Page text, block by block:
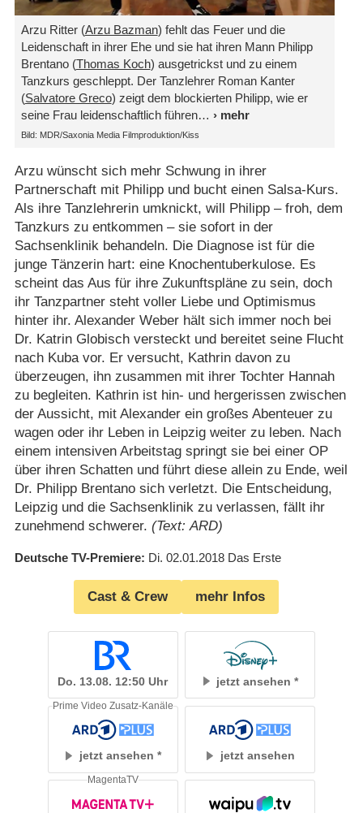
Arzu Ritter (Arzu Bazman) fehlt das Feuer und die
Leidenschaft in ihrer Ehe und sie hat ihren Mann Philipp
Brentano (Thomas Koch) ausgetrickst und zu einem
Tanzkurs geschleppt. Der Tanzlehrer Roman Kanter
(Salvatore Greco) zeigt dem blockierten Philipp, wie er
seine Frau leidenschaftlich führen
Bild: MDR/Saxonia Media Filmproduktion/Kiss
Arzu wünscht sich mehr Schwung in ihrer
Partnerschaft mit Philipp und bucht einen Salsa-Kurs.
Als ihre Tanzlehrerin umknickt, will Philipp – froh, dem
Tanzkurs zu entkommen – sie sofort in der
Sachsenklinik behandeln. Die Diagnose ist für die
junge Tänzerin hart: eine Knochentuberkulose. Es
scheint das Aus für ihre Zukunftspläne zu sein, doch
ihr Tanzpartner steht voller Liebe und Optimismus
hinter ihr. Alexander Weber hält sich immer noch bei
Dr. Katrin Globisch versteckt und bereitet seine Flucht
nach Kuba vor. Er versucht, Kathrin davon zu
überzeugen, ihn zusammen mit ihrer Tochter Hannah
zu begleiten. Kathrin ist hin- und hergerissen zwischen
der Aussicht, mit Alexander ein großes Abenteuer zu
wagen oder ihr Leben in Leipzig weiter zu leben. Nach
einem intensiven Arbeitstag springt sie bei einer OP
über ihren Schatten und führt diese allein zu Ende, weil
Dr. Philipp Brentano sich verletzt. Die Entscheidung,
Leipzig und die Sachsenklinik zu verlassen, fällt ihr
zunehmend schwerer. (Text: ARD)
Deutsche TV-Premiere Di. 02.01.2018 Das Erste
Cast & Crew mehr Infos
Do. 13.08. 12:50 Uhr jetzt ansehen
jetzt ansehen
Prime Video Zusatz-Kanäle
jetzt ansehen
MagentaTV